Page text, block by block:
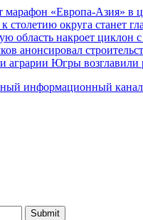
марафон «Европа-Азия» в
столетию округа станет
область накроет циклон
анонсировал
аграрии Югры возглавили
информационный канал
Submit